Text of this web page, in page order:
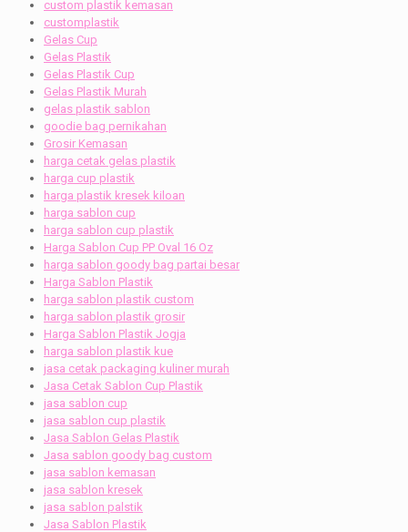
custom plastik kemasan
customplastik
Gelas Cup
Gelas Plastik
Gelas Plastik Cup
Gelas Plastik Murah
gelas plastik sablon
goodie bag pernikahan
Grosir Kemasan
harga cetak gelas plastik
harga cup plastik
harga plastik kresek kiloan
harga sablon cup
harga sablon cup plastik
Harga Sablon Cup PP Oval 16 Oz
harga sablon goody bag partai besar
Harga Sablon Plastik
harga sablon plastik custom
harga sablon plastik grosir
Harga Sablon Plastik Jogja
harga sablon plastik kue
jasa cetak packaging kuliner murah
Jasa Cetak Sablon Cup Plastik
jasa sablon cup
jasa sablon cup plastik
Jasa Sablon Gelas Plastik
Jasa sablon goody bag custom
jasa sablon kemasan
jasa sablon kresek
jasa sablon palstik
Jasa Sablon Plastik